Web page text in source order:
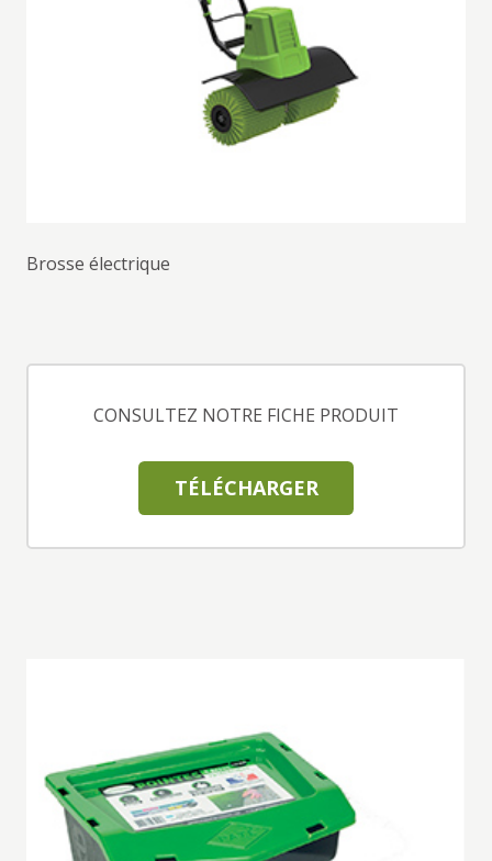
Brosse électrique
CONSULTEZ NOTRE FICHE PRODUIT
TÉLÉCHARGER